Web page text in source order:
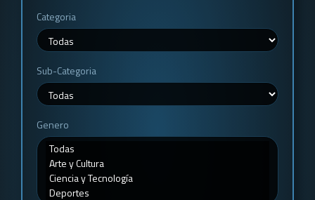
Categoria
Sub-Categoria
Genero